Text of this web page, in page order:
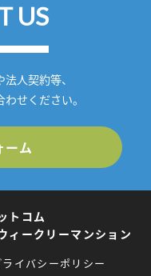
US
人契約等、
せください。
ーム
トコム
ィークリーマンション
ライバシーポリシー